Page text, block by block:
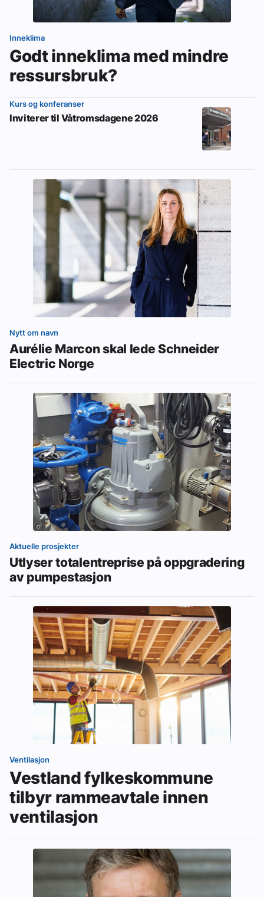
Inneklima
Godt inneklima med mindre
ressursbruk?
Kurs og konferanser
Inviterer til Våtromsdagene 2026
Nytt om navn
Aurélie Marcon skal lede Schneider
Electric Norge
Aktuelle prosjekter
Utlyser totalentreprise på oppgradering
av pumpestasjon
Ventilasjon
Vestland fylkeskommune
tilbyr rammeavtale innen
ventilasjon